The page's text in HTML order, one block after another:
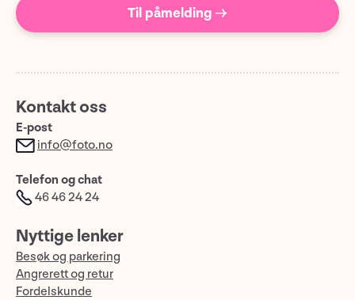
Til påmelding →
Kontakt oss
E-post
info@foto.no
Telefon og chat
46 46 24 24
Nyttige lenker
Besøk og parkering
Angrerett og retur
Fordelskunde